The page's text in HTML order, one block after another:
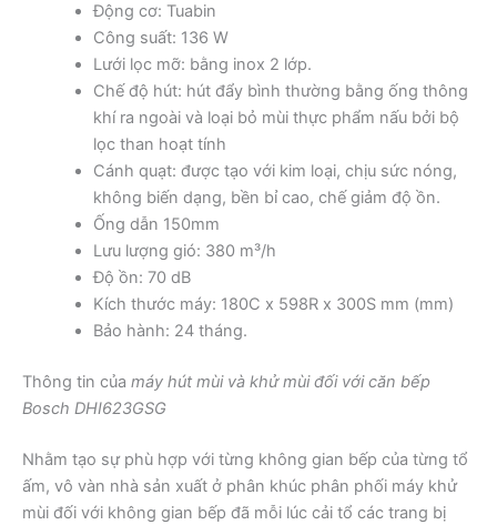
Động cơ: Tuabin
Công suất: 136 W
Lưới lọc mỡ: bằng inox 2 lớp.
Chế độ hút: hút đẩy bình thường bằng ống thông
khí ra ngoài và loại bỏ mùi thực phẩm nấu bởi bộ
lọc than hoạt tính
Cánh quạt: được tạo với kim loại, chịu sức nóng,
không biến dạng, bền bỉ cao, chế giảm độ ồn.
Ống dẫn 150mm
Lưu lượng gió: 380 m³/h
Độ ồn: 70 dB
Kích thước máy: 180C x 598R x 300S mm (mm)
Bảo hành: 24 tháng.
Thông tin của máy hút mùi và khử mùi đối với căn bếp
Bosch DHI623GSG
Nhằm tạo sự phù hợp với từng không gian bếp của từng tổ
ấm, vô vàn nhà sản xuất ở phân khúc phân phối máy khử
mùi đối với không gian bếp đã mỗi lúc cải tổ các trang bị